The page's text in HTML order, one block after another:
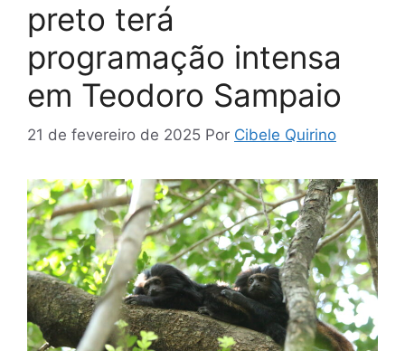
preto terá
programação intensa
em Teodoro Sampaio
21 de fevereiro de 2025 Por Cibele Quirino